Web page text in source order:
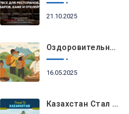
21.10.2025
Оздоровительный Отдых, Знакомство С Природными Достопримечательностями И Гастрономический Туризм Возглавляют Список Туристических Трендов 2025 Года В Регионе EEMEA
16.05.2025
Казахстан Стал Топовым Направлением Для Туристов Из ОАЭ Во Время Ораза-Айта